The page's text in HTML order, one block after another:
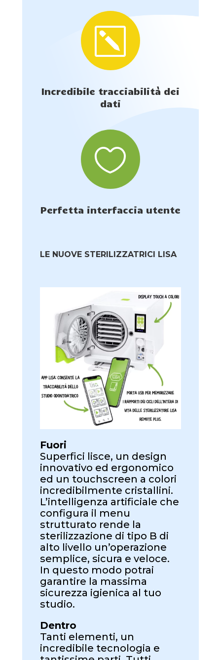
k
Incredibile tracciabilità dei
dati

Perfetta interfaccia utente
LE NUOVE STERILIZZATRICI LISA
Fuori
Superfici lisce, un design
innovativo ed ergonomico
ed un touchscreen a colori
incredibilmente cristallini.
L’intelligenza artificiale che
configura il menu
strutturato rende la
sterilizzazione di tipo B di
alto livello un’operazione
semplice, sicura e veloce.
In questo modo potrai
garantire la massima
sicurezza igienica al tuo
studio.
Dentro
Tanti elementi, un
incredibile tecnologia e